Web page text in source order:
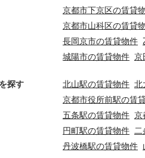
京都市下京区の賃貸
京都市山科区の賃貸
長岡京市の賃貸物件
城陽市の賃貸物件 京
探す 北山駅の賃貸物件 北
京都市役所前駅の賃
五条駅の賃貸物件 京
円町駅の賃貸物件
丹波橋駅の賃貸物件